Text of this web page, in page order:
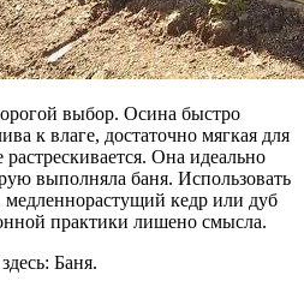
выбор. Осина быстро
к влаге, достаточно мягкая для
Она идеально
выполняла баня. Использовать
медленнорастущий кедр или дуб
практики лишено смысла.
Баня.